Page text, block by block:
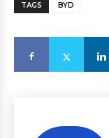
TAGS BYD